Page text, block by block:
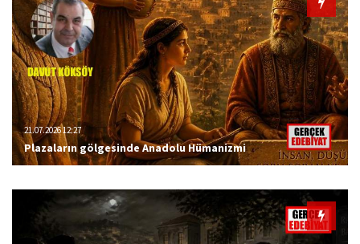
21.07.2026 12:27
Plazaların gölgesinde Anadolu Hümanizmi